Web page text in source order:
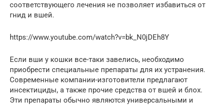
соответствующего лечения не позволяет избавиться от
гнид и вшей.
https://www.youtube.com/watch?v=bk_N0jDEh8Y
Если вши у кошки все-таки завелись, необходимо
приобрести специальные препараты для их устранения.
Современные компании-изготовители предлагают
инсектициды, а также прочие средства от вшей и блох.
Эти препараты обычно являются универсальными и